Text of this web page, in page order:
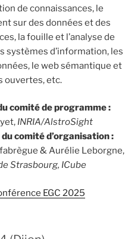
de connaissances, le
sur des données et des
la fouille et l’analyse de
systèmes d’information, les
le web sémantique et
ouvertes, etc.
comité de programme :
INRIA/AlstroSight
comité d’organisation :
& Aurélie Leborgne,
Strasbourg, ICube
EGC 2025